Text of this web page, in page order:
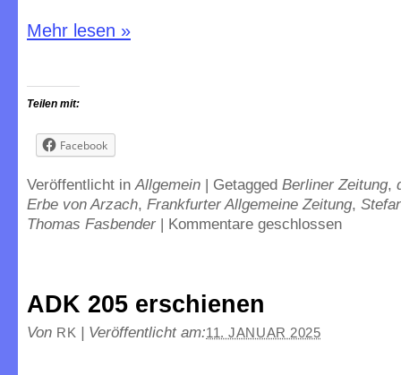
Mehr lesen »
Teilen mit:
Facebook
Veröffentlicht in Allgemein | Getagged Berliner Zeitung,
Erbe von Arzach, Frankfurter Allgemeine Zeitung,
Thomas Fasbender | Kommentare geschlossen
ADK 205 erschienen
Von RK | Veröffentlicht am:11. JANUAR 2025